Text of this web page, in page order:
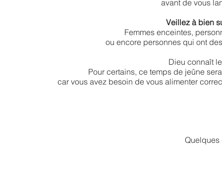
avant de vous
Veillez à bien
Femmes enceintes,
ou encore personnes qui ont
Dieu connaît
Pour certains, ce temps de jeûne
car vous avez besoin de vous alimenter
Quelques